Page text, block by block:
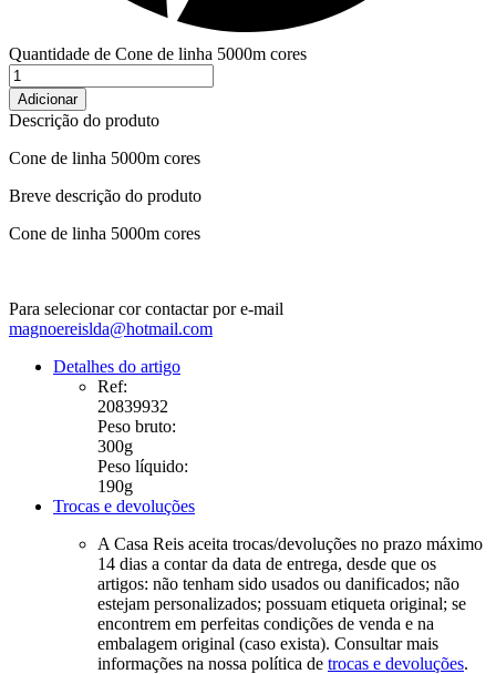
Quantidade de Cone de linha 5000m cores
Adicionar
Descrição do produto
Cone de linha 5000m cores
Breve descrição do produto
Cone de linha 5000m cores
Para selecionar cor contactar por e-mail
magnoereislda@hotmail.com
Detalhes do artigo
Ref:
20839932
Peso bruto:
300g
Peso líquido:
190g
Trocas e devoluções
A Casa Reis aceita trocas/devoluções no prazo máximo
14 dias a contar da data de entrega, desde que os
artigos: não tenham sido usados ou danificados; não
estejam personalizados; possuam etiqueta original; se
encontrem em perfeitas condições de venda e na
embalagem original (caso exista). Consultar mais
informações na nossa política de trocas e devoluções.